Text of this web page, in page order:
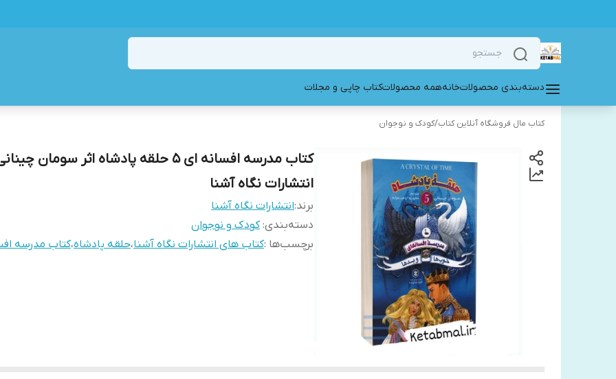
دسته‌بندی محصولاتخانههمه محصولاتکتاب چاپی و مجلات
کتاب مال فروشگاه آنلاین کتاب/کودک و نوجوان
کتاب مدرسه افسانه ای 5 حلقه پادشاه اثر سومان
انتشارات نگاه آشنا
برند:انتشارات نگاه آشنا
دسته‌بندی:کودک و نوجوان
برچسب‌ها :کتاب های انتشارات نگاه آشنا،حلقه پادشاه،کتاب مدرسه